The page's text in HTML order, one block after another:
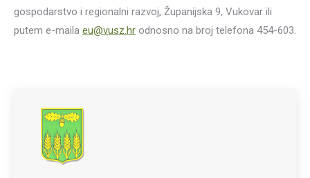
gospodarstvo i regionalni razvoj, Županijska 9, Vukovar ili
putem e-maila eu@vusz.hr odnosno na broj telefona 454-603.